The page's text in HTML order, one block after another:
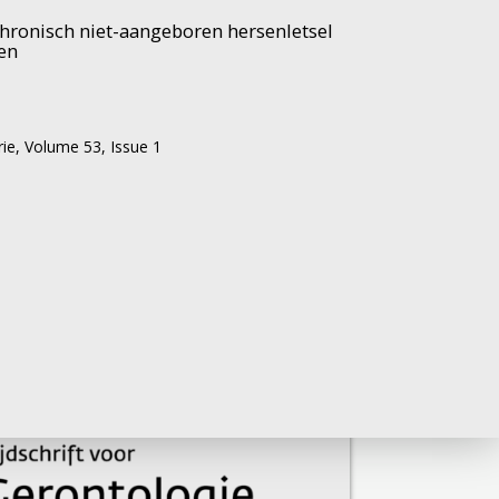
niet-aangeboren hersenletsel
Volume 53, Issue 1